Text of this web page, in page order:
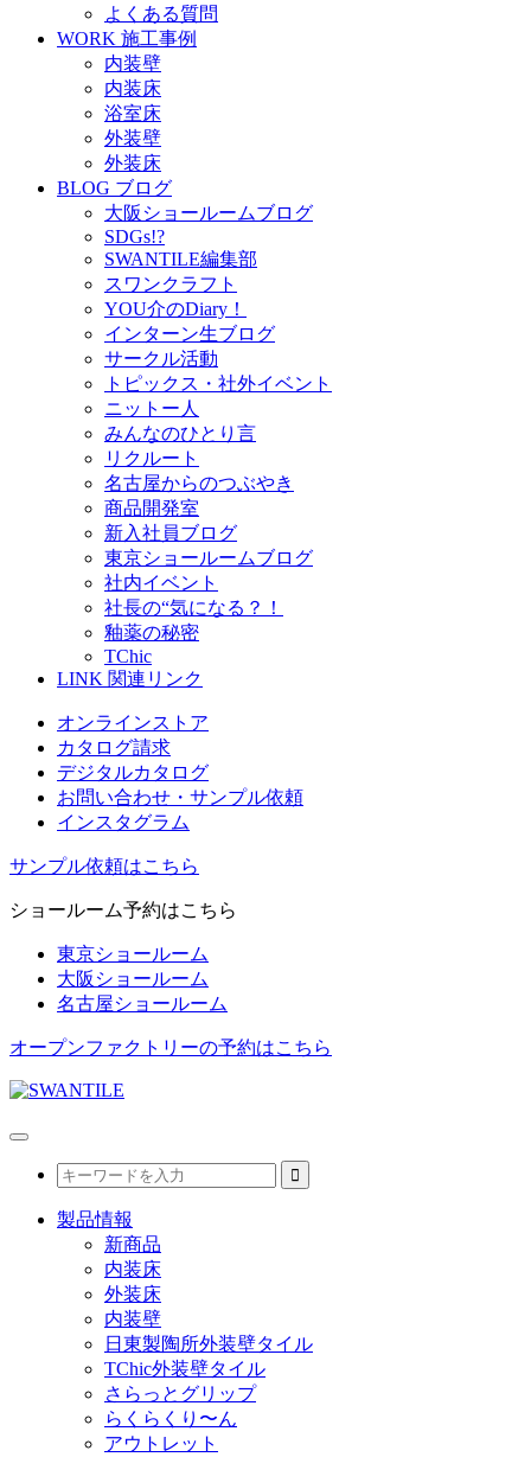
よくある質問
WORK 施工事例
内装壁
内装床
浴室床
外装壁
外装床
BLOG ブログ
大阪ショールームブログ
SDGs!?
SWANTILE編集部
スワンクラフト
YOU介のDiary！
インターン生ブログ
サークル活動
トピックス・社外イベント
ニットー人
みんなのひとり言
リクルート
名古屋からのつぶやき
商品開発室
新入社員ブログ
東京ショールームブログ
社内イベント
社長の“気になる？！
釉薬の秘密
TChic
LINK 関連リンク
オンラインストア
カタログ請求
デジタルカタログ
お問い合わせ・サンプル依頼
インスタグラム
サンプル依頼はこちら
ショールーム予約はこちら
東京ショールーム
大阪ショールーム
名古屋ショールーム
オープンファクトリーの予約はこちら
製品情報
新商品
内装床
外装床
内装壁
日東製陶所外装壁タイル
TChic外装壁タイル
さらっとグリップ
らくらくり〜ん
アウトレット